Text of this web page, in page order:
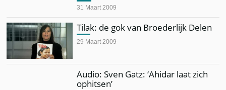
31 Maart 2009
Tilak: de gok van Broederlijk Delen
29 Maart 2009
Audio: Sven Gatz: ‘Ahidar laat zich
ophitsen’